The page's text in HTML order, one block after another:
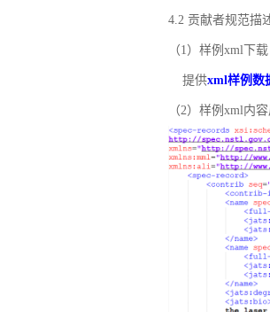
4.2 贡献者规范描
（1）样例xml下载
提供xml样例数
（2）样例xml内